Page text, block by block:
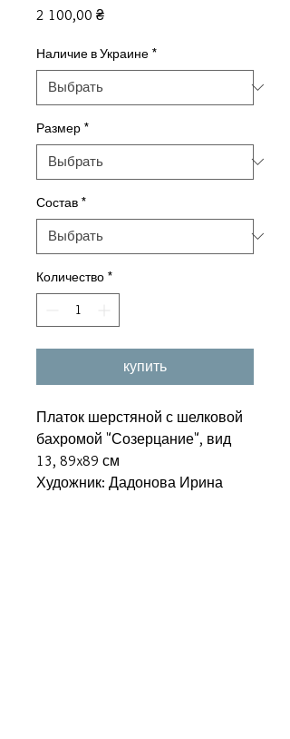
2 100,00 ₴Цена
Наличие в Украине *
Размер *
Состав *
Количество *
купить
Платок шерстяной с шелковой
бахромой "Созерцание", вид
13, 89x89 см
Художник: Дадонова Ирина